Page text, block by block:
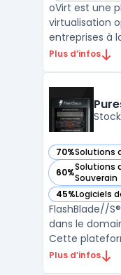
oVirt est une
virtualisation
entreprises à
robuste à
pour la
l'infrastructure
Plus d’infos
70%Solutions
— voir
60%Solutions
Souverain
— voir
45%Logiciels
— voir
FlashBlade//
dans le
Cette
fichiers et
Plus d’infos